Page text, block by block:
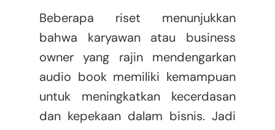
Beberapa riset menunjukkan
bahwa karyawan atau business
owner yang rajin mendengarkan
audio book memiliki kemampuan
untuk meningkatkan kecerdasan
dan kepekaan dalam bisnis. Jadi